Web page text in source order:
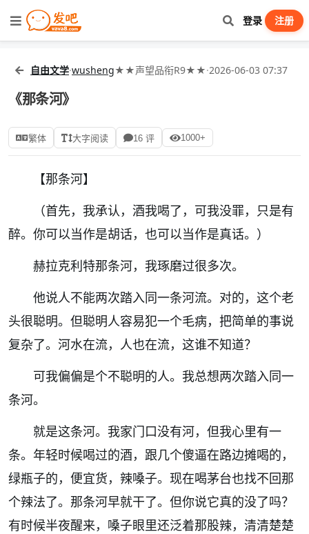
登录 注册
自由文学·wusheng★★声望品衔R9★★·2026-06-03 07:37
《那条河》
繁体 大字阅读 16 评 1000+
【那条河】
（首先，我承认，酒我喝了，可我没罪，只是有
醉。你可以当作是胡话，也可以当作是真话。）
赫拉克利特那条河，我琢磨过很多次。
他说人不能两次踏入同一条河流。对的，这个老
头很聪明。但聪明人容易犯一个毛病，把简单的事说
复杂了。河水在流，人也在流，这谁不知道？
可我偏偏是个不聪明的人。我总想两次踏入同一
条河。
就是这条河。我家门口没有河，但我心里有一
条。年轻时候喝过的酒，跟几个傻逼在路边摊喝的，
绿瓶子的，便宜货，辣嗓子。现在喝茅台也找不回那
个辣法了。那条河早就干了。但你说它真的没了吗？
有时候半夜醒来，嗓子眼里还泛着那股辣，清清楚楚